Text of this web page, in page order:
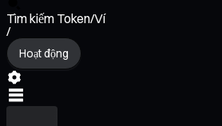
Tìm kiếm Token/Ví
/
Hoạt động